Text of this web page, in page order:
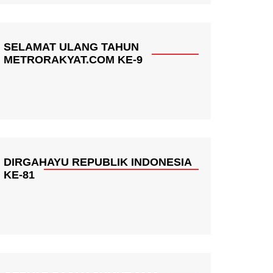
SELAMAT ULANG TAHUN
METRORAKYAT.COM KE-9
DIRGAHAYU REPUBLIK INDONESIA
KE-81